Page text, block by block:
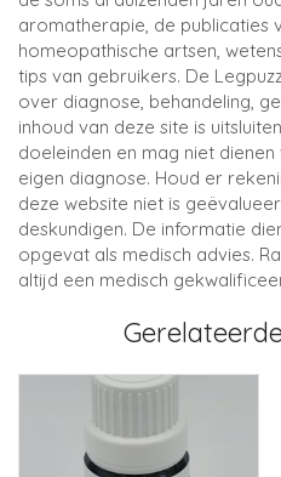
aromatherapie, de publicaties
homeopathische artsen,
tips van gebruikers. De
over diagnose, behandeling,
inhoud van deze site is
doeleinden en mag niet
eigen diagnose. Houd er
deze website niet is
deskundigen. De informatie
opgevat als medisch advies.
altijd een medisch